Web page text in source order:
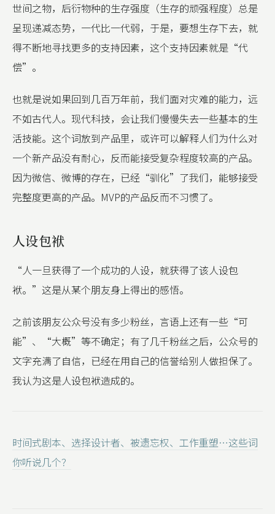
世间之物，后衍物种的生存强度（生存的顽强程度）总是
呈现递减态势，一代比一代弱，于是，要想生存下去，就
得不断地寻找更多的支持因素，这个支持因素就是“代
偿”。
也就是说如果回到几百万年前，我们面对灾难的能力，远
不如古代人。现代科技，会让我们慢慢失去一些基本的生
活技能。这个词放到产品里，或许可以解释人们为什么对
一个新产品没有耐心，反而能接受复杂程度较高的产品。
因为微信、微博的存在，已经“驯化”了我们，能够接受
完整度更高的产品。MVP的产品反而不习惯了。
人设包袱
“人一旦获得了一个成功的人设，就获得了该人设包
袱。”这是从某个朋友身上得出的感悟。
之前该朋友公众号没有多少粉丝，言语上还有一些“可
能”、“大概”等不确定；有了几千粉丝之后，公众号的
文字充满了自信，已经在用自己的信誉给别人做担保了。
我认为这是人设包袱造成的。
时间式剧本、选择设计者、被遗忘权、工作重塑…这些词
你听说几个？